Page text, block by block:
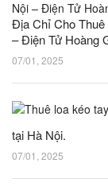
Địa Chỉ Cho Thuê
– Điện Tử Hoàng
07/01, 2025
tại Hà Nội.
07/01, 2025